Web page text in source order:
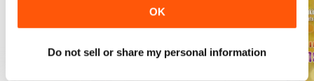
OK
Do not sell or share my personal information